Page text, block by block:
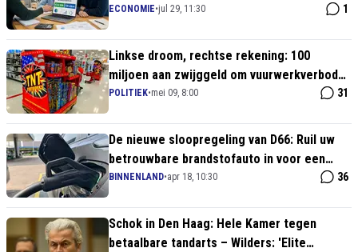
ECONOMIE•jul 29, 11:30 1
Linkse droom, rechtse rekening: 100
miljoen aan zwijggeld om vuurwerkverbod
door de strot te duwen
POLITIEK•mei 09, 8:00 31
De nieuwe sloopregeling van D66: Ruil uw
betrouwbare brandstofauto in voor een
peperdure stekkerbak met
BINNENLAND•apr 18, 10:30 36
Schok in Den Haag: Hele Kamer tegen
betaalbare tandarts – Wilders: 'Elite